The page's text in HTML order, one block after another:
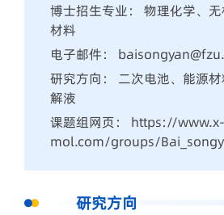
博士招生专业： 物理化学、
材料
电子邮件：
研究方向： 二次电池、能源
解液
课题组网页： https://www.x-
mol.com/groups/
研究方向